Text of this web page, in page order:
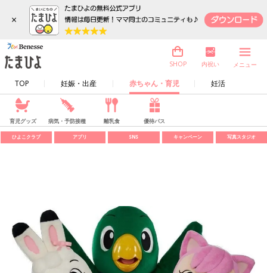
×
TOP 妊娠・出産 赤ちゃん・育児 妊活
SHOP 内祝い メニュー
育児グッズ 病気・予防接種 離乳食 優待パス
ひよこクラブ アプリ SNS キャンペーン 写真スタジオ